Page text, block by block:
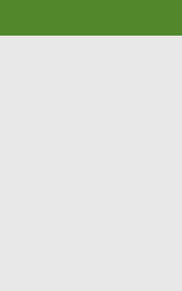
direct